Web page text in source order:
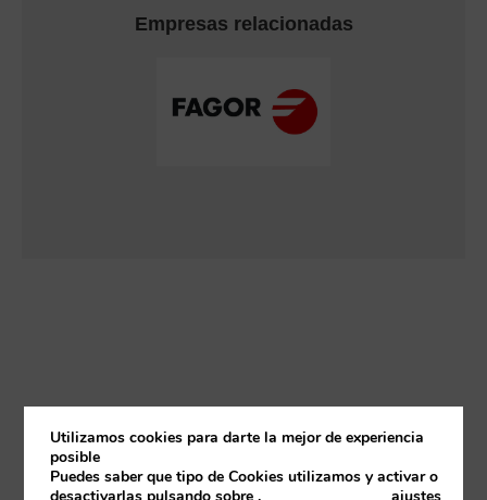
Empresas relacionadas
Utilizamos cookies para darte la mejor de experiencia
posible
Puedes saber que tipo de Cookies utilizamos y activar o